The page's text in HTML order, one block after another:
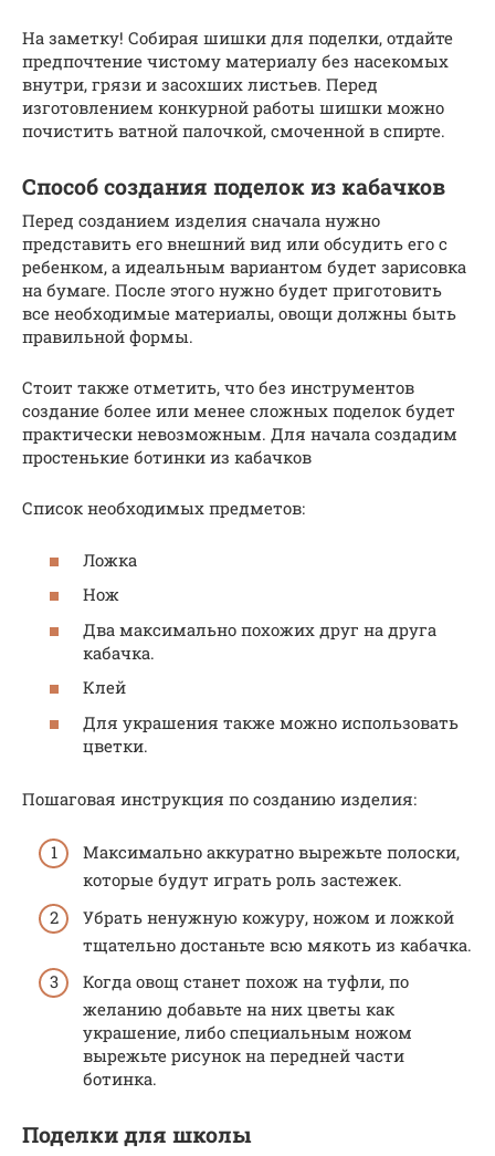
На заметку! Собирая шишки для поделки, отдайте
предпочтение чистому материалу без насекомых
внутри, грязи и засохших листьев. Перед
изготовлением конкурной работы шишки можно
почистить ватной палочкой, смоченной в спирте.
Способ создания поделок из кабачков
Перед созданием изделия сначала нужно
представить его внешний вид или обсудить его с
ребенком, а идеальным вариантом будет зарисовка
на бумаге. После этого нужно будет приготовить
все необходимые материалы, овощи должны быть
правильной формы.
Стоит также отметить, что без инструментов
создание более или менее сложных поделок будет
практически невозможным. Для начала создадим
простенькие ботинки из кабачков
Список необходимых предметов:
Ложка
Нож
Два максимально похожих друг на друга
кабачка.
Клей
Для украшения также можно использовать
цветки.
Пошаговая инструкция по созданию изделия:
Максимально аккуратно вырежьте полоски,
которые будут играть роль застежек.
Убрать ненужную кожуру, ножом и ложкой
тщательно достаньте всю мякоть из кабачка.
Когда овощ станет похож на туфли, по
желанию добавьте на них цветы как
украшение, либо специальным ножом
вырежьте рисунок на передней части
ботинка.
Поделки для школы